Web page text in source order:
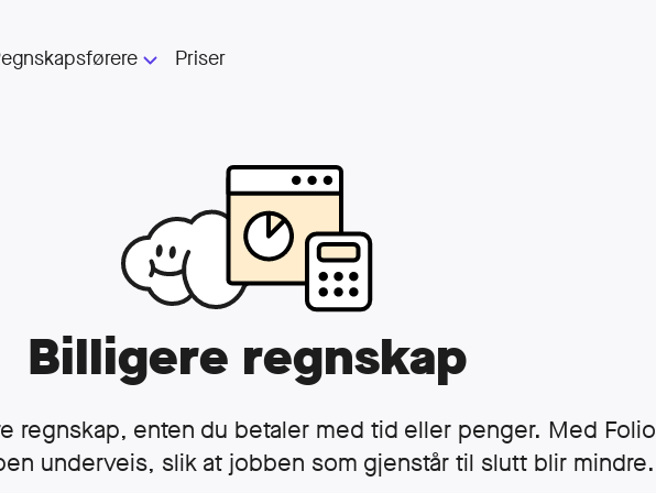
Folio for regnskapsførere
Trenger du regnskapsfører?
Regnskapsførere som kan Folio
Priser
Billigere regnskap
regnskap, enten du betaler med tid eller penger. Med Folio
underveis, slik at jobben som gjenstår til slutt blir mindre.